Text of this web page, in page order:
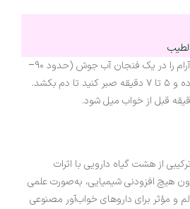
یک تی‌بگ از دمنوش خواب آرام را در یک فنجان آب جوش (حدود ۹۰–
۹۵ درجه سانتی‌گراد) قرار داده و ۵ تا ۷ دقیقه صبر کنید تا دم بکشد.
از هشت گیاه دارویی با اثرات
هیچ افزودنی شیمیایی، به‌صورت علمی
و مؤثر برای داروهای خواب‌آور مصنوعی